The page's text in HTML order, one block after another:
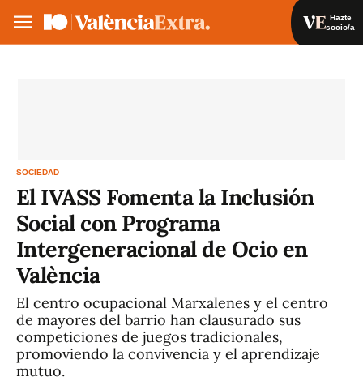
Hazte
socio/a
SOCIEDAD
El IVASS Fomenta la Inclusión
Social con Programa
Intergeneracional de Ocio en
València
El centro ocupacional Marxalenes y el centro
de mayores del barrio han clausurado sus
competiciones de juegos tradicionales,
promoviendo la convivencia y el aprendizaje
mutuo.